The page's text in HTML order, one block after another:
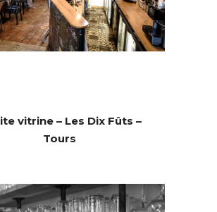
vitrine – Les Dix Fûts –
Tours